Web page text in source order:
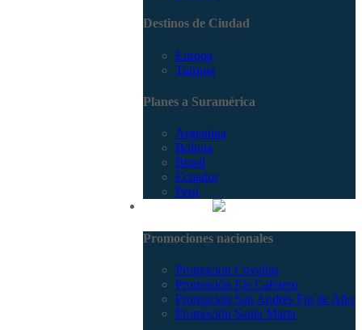
Destinos de Ciudad
Europa
Turquía
Planes a Suramérica
Argentina
Bolivia
Brasil
Ecuador
Perú
Promociones nacionales
Promocion Coveñas
Promoción Eje Cafetero
Promoción San Andrés Fin de Año
Promoción Santa Marta